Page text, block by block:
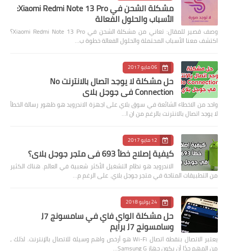
مشكلة الشحن في Xiaomi Redmi Note 13 Pro:
الأسباب والحلول الفعالة
وصف قصير للمقال: تعاني من مشكلة الشحن في Xiaomi Redmi Note 13 Pro؟
اكتشف معنا الأسباب المحتملة والحلول الفعالة خطوة ب…
06 مايو 2017
حل مشكلة لا يوجد اتصال بالانترنت No
Connection في جوجل بلاي
واحد من الاخطاء الشائعة في سوق بلاي على اجهزة الاندرويد هو ظهور رسالة الخطأ
لا يوجد اتصال بالانترنت بالرغم من ان ا…
12 مايو 2017
كيفية إصلاح خطأ 693 في متجر جوجل بلاي؟
الاندرويد هو نظام التشغيل الأكثر شعبية في العالم. هناك الكثير
من التطبيقات المتاحة في متجر جوجل بلاي. على الرغم م…
24 يوليو 2018
حل مشكلة الواي فاي في سامسونج J7
وسامسونج J7 برايم
يعتبر الاتصال بنقطة اتصال Wi-Fi هو أرخص واهم وسيلة للاتصال بالإنترنت. لذلك ،
من المهم جدًا أن يكون جهاز Samsung G…